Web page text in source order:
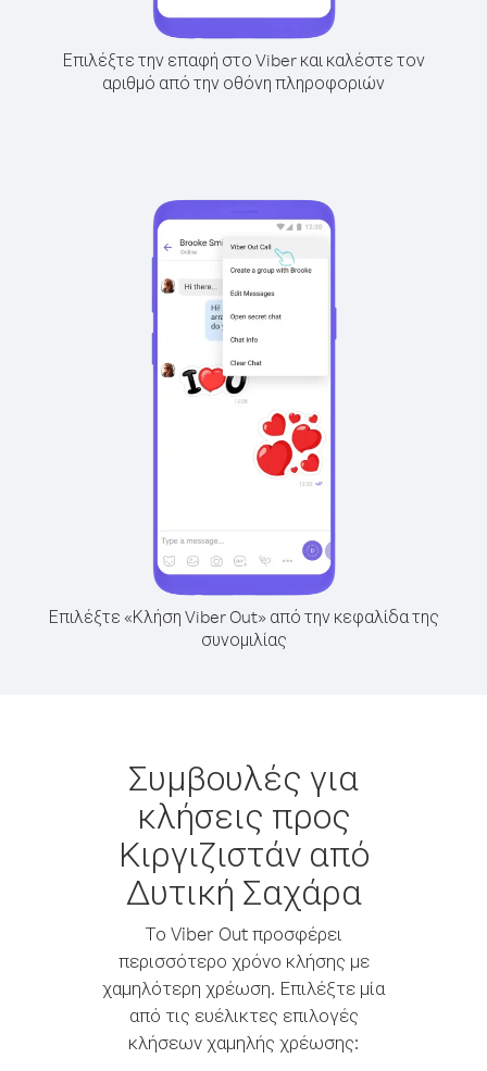
Επιλέξτε την επαφή στο Viber και καλέστε τον
αριθμό από την οθόνη πληροφοριών
Επιλέξτε «Κλήση Viber Out» από την κεφαλίδα της
συνομιλίας
Συμβουλές για
κλήσεις προς
Κιργιζιστάν από
Δυτική Σαχάρα
Το Viber Out προσφέρει
περισσότερο χρόνο κλήσης με
χαμηλότερη χρέωση. Επιλέξτε μία
από τις ευέλικτες επιλογές
κλήσεων χαμηλής χρέωσης: